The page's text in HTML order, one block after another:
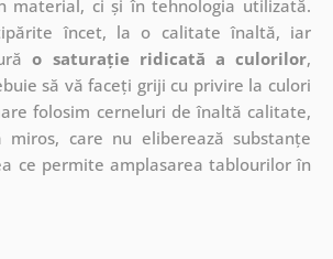
material, ci și în tehnologia utilizată.
încet, la o calitate înaltă, iar
o saturație ridicată a culorilor,
să vă faceți griji cu privire la culori
folosim cerneluri de înaltă calitate,
care nu eliberează substanțe
ce permite amplasarea tablourilor în